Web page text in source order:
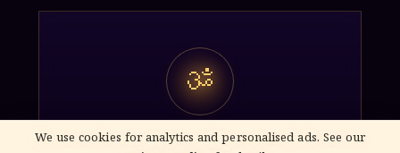
We use cookies for analytics and personalised ads. See our
ॐ
Archana